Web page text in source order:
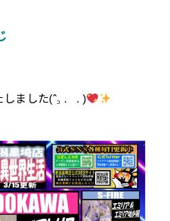
しました(ˆ꜆ . . )